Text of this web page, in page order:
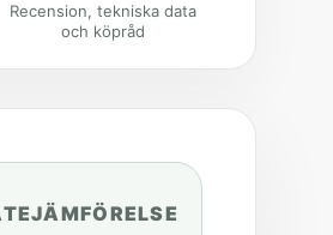
Recension, tekniska data
och köpråd